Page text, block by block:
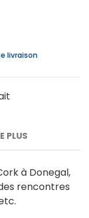
livraison
PLUS
à Donegal,
rencontres